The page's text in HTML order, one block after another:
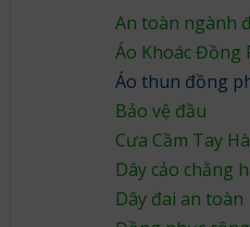
An toàn ngành
Áo Khoác Đồng
Áo thun đồng
Bảo vệ đầu
Cưa Cầm Tay
Dây cảo chằng
Dây đai an toàn